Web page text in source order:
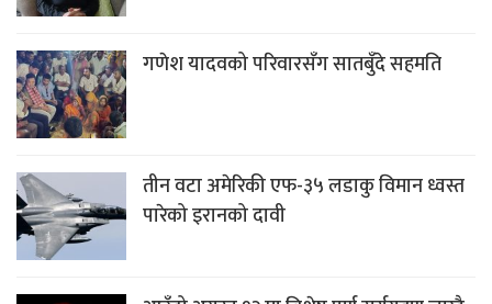
गणेश यादवको परिवारसँग सातबुँदे सहमति
तीन वटा अमेरिकी एफ-३५ लडाकु विमान ध्वस्त
पारेको इरानको दावी